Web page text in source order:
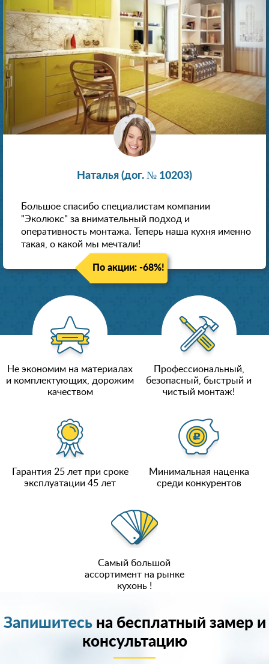
Наталья (дог. № 10203)
Большое спасибо специалистам компании
"Эколюкс" за внимательный подход и
оперативность монтажа. Теперь наша кухня именно
такая, о какой мы мечтали!
По акции: -68%!
Не экономим на материалах
и комплектующих, дорожим
качеством
Профессиональный,
безопасный, быстрый и
чистый монтаж!
Гарантия 25 лет при сроке
эксплуатации 45 лет
Минимальная наценка
среди конкурентов
Самый большой
ассортимент на рынке
кухонь !
Запишитесьна бесплатный замер и
консультацию